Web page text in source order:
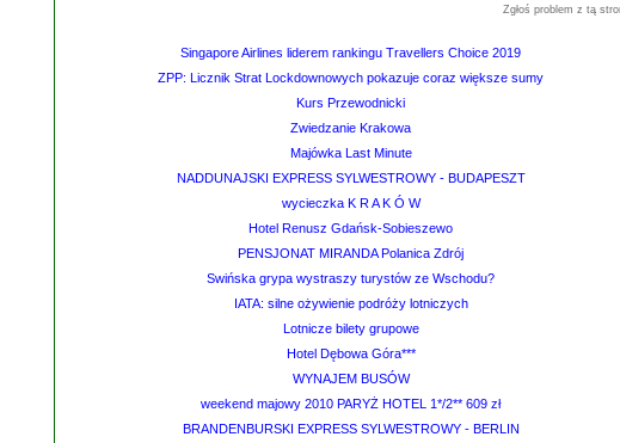
Zgłoś problem z tą
Singapore Airlines liderem rankingu Travellers Choice 2019
ZPP: Licznik Strat Lockdownowych pokazuje coraz większe sumy
Kurs Przewodnicki
Zwiedzanie Krakowa
Majówka Last Minute
NADDUNAJSKI EXPRESS SYLWESTROWY - BUDAPESZT
wycieczka K R A K Ó W
Hotel Renusz Gdańsk-Sobieszewo
PENSJONAT MIRANDA Polanica Zdrój
Swińska grypa wystraszy turystów ze Wschodu?
IATA: silne ożywienie podróży lotniczych
Lotnicze bilety grupowe
Hotel Dębowa Góra***
WYNAJEM BUSÓW
weekend majowy 2010 PARYŻ HOTEL 1*/2** 609 zł
BRANDENBURSKI EXPRESS SYLWESTROWY - BERLIN